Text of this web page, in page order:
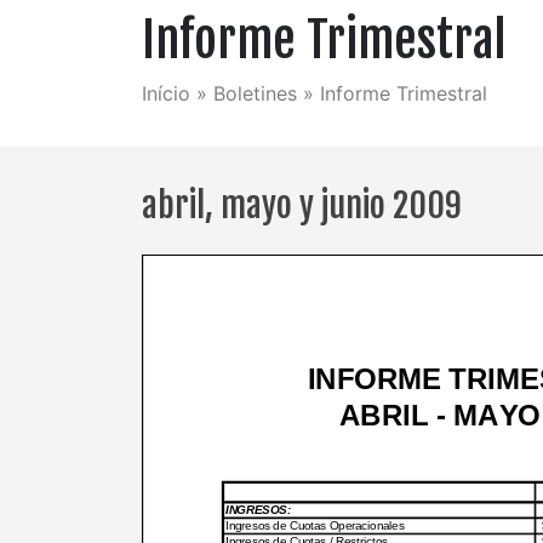
Informe Trimestral
Início » Boletines » Informe Trimestral
abril, mayo y junio 2009